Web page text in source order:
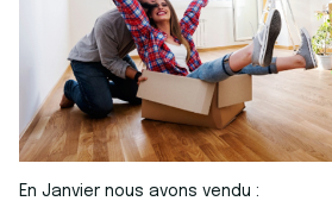
En Janvier nous avons vendu :